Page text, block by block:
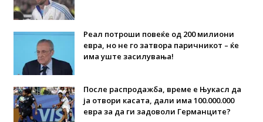
Реал потроши повеќе од 200 милиони
евра, но не го затвора паричникот – ќе
има уште засилувања!
После распродажба, време е Њукасл да
ја отвори касата, дали има 100.000.000
евра за да ги задоволи Германците?